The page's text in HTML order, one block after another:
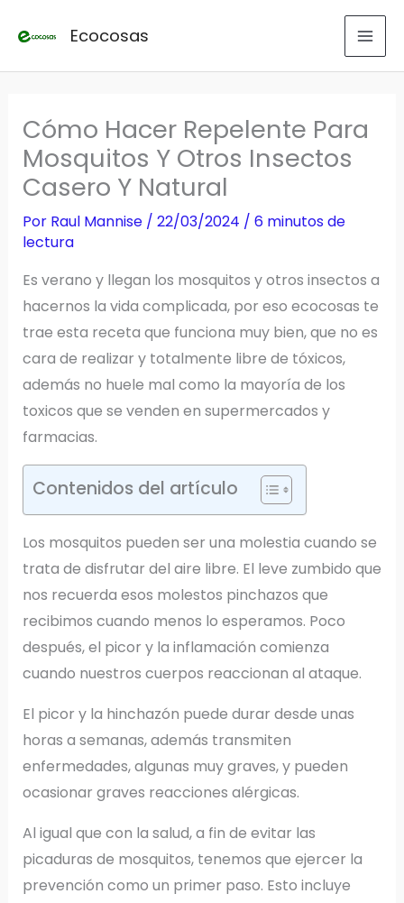
Ecocosas
Cómo Hacer Repelente Para
Mosquitos Y Otros Insectos
Casero Y Natural
Por Raul Mannise / 22/03/2024 / 6 minutos de
lectura
Es verano y llegan los mosquitos y otros insectos a
hacernos la vida complicada, por eso ecocosas te
trae esta receta que funciona muy bien, que no es
cara de realizar y totalmente libre de tóxicos,
además no huele mal como la mayoría de los
toxicos que se venden en supermercados y
farmacias.
Contenidos del artículo
Los mosquitos pueden ser una molestia cuando se
trata de disfrutar del aire libre. El leve zumbido que
nos recuerda esos molestos pinchazos que
recibimos cuando menos lo esperamos. Poco
después, el picor y la inflamación comienza
cuando nuestros cuerpos reaccionan al ataque.
El picor y la hinchazón puede durar desde unas
horas a semanas, además transmiten
enfermedades, algunas muy graves, y pueden
ocasionar graves reacciones alérgicas.
Al igual que con la salud, a fin de evitar las
picaduras de mosquitos, tenemos que ejercer la
prevención como un primer paso. Esto incluye